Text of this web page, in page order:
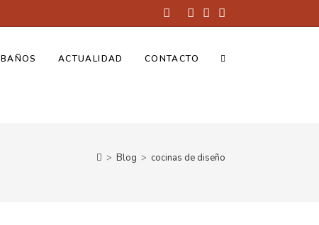
BAÑOS ACTUALIDAD CONTACTO
> Blog > cocinas de diseño